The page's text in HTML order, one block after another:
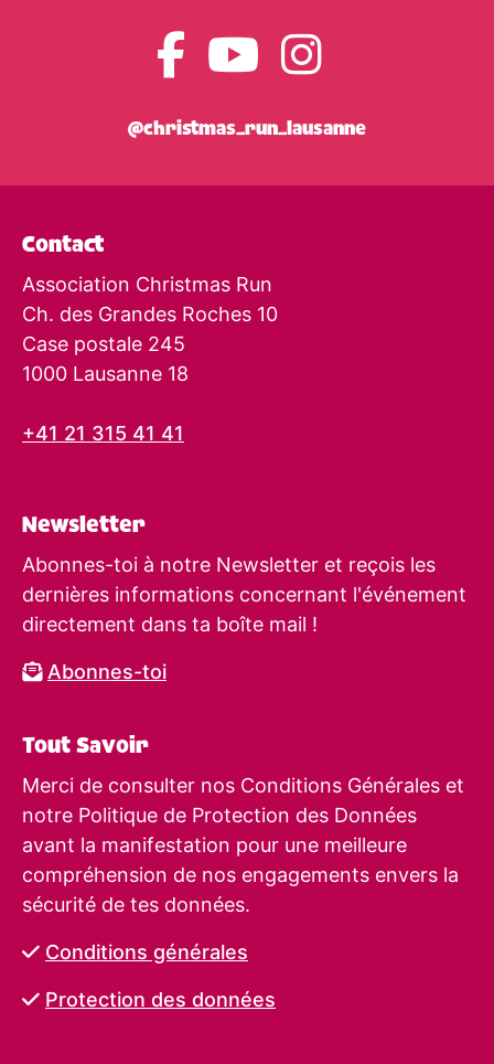
@christmas_run_lausanne
Contact
Association Christmas Run
Ch. des Grandes Roches 10
Case postale 245
1000 Lausanne 18
+41 21 315 41 41
Newsletter
Abonnes-toi à notre Newsletter et reçois les
dernières informations concernant l'événement
directement dans ta boîte mail !
Abonnes-toi
Tout Savoir
Merci de consulter nos Conditions Générales et
notre Politique de Protection des Données
avant la manifestation pour une meilleure
compréhension de nos engagements envers la
sécurité de tes données.
Conditions générales
Protection des données